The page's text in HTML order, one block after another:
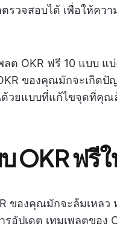
รวจสอบได้ เพื่อให้คว
ลต OKR ฟรี 10 แบบ แ
ของคุณมักจะเกิด
ด้วยแบบที่แก้ไขจุดที่คุณ
OKR ฟรี
ของคุณมักจะล้มเหลว
รอัปเดต เทมเพลตขอ